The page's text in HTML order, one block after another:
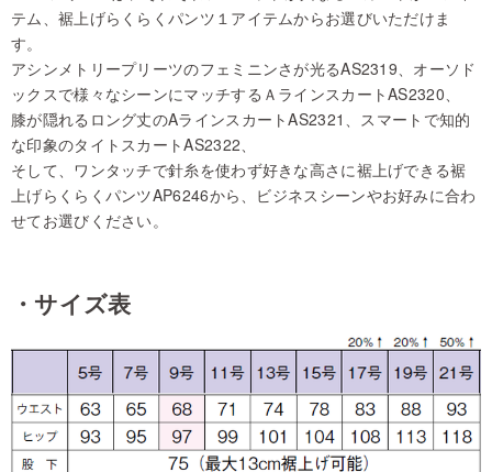
テム、裾上げらくらくパンツ１アイテムからお選びいただけま
す。
アシンメトリープリーツのフェミニンさが光るAS2319、オーソド
ックスで様々なシーンにマッチするＡラインスカートAS2320、
膝が隠れるロング丈のAラインスカートAS2321、スマートで知的
な印象のタイトスカートAS2322、
そして、ワンタッチで針糸を使わず好きな高さに裾上げできる裾
上げらくらくパンツAP6246から、ビジネスシーンやお好みに合わ
せてお選びください。
・サイズ表